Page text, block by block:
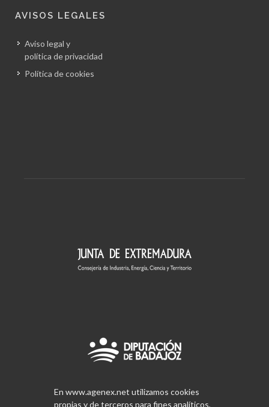
AVISOS LEGALES
Aviso legal y
política de privacidad
Política de cookies
En www.agenex.net utilizamos cookies
propias y de terceros para fines analíticos,